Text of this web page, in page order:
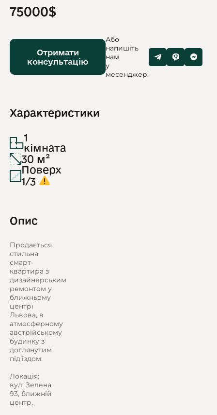
75000$
Отримати
консультацію
Або
напишіть
нам
у
месенджер:
Характеристики
1
кімната
30 м²
Поверх
1/3
Опис
Продається
стильна
смарт-
квартира з
дизайнерським
ремонтом у
ближньому
центрі
Львова, в
атмосферному
австрійському
будинку з
доглянутим
під’їздом.
Локація:
вул. Зелена
93, ближній
центр.